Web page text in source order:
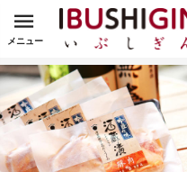
メニュー